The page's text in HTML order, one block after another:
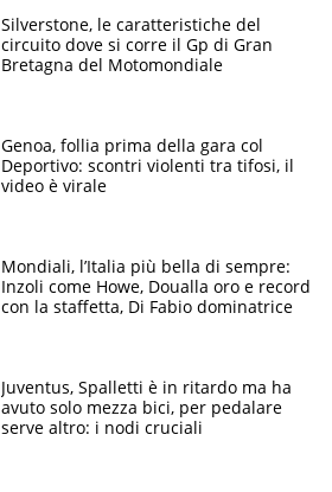
Silverstone, le caratteristiche del
circuito dove si corre il Gp di Gran
Bretagna del Motomondiale
Genoa, follia prima della gara col
Deportivo: scontri violenti tra tifosi, il
video è virale
Mondiali, l’Italia più bella di sempre:
Inzoli come Howe, Doualla oro e record
con la staffetta, Di Fabio dominatrice
Juventus, Spalletti è in ritardo ma ha
avuto solo mezza bici, per pedalare
serve altro: i nodi cruciali